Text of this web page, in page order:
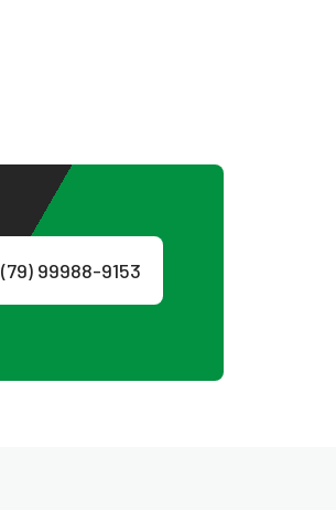
(79) 99988-9153